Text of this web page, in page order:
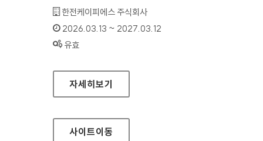
기관명 :
한전케이피에스 주식회사
인증기간 :
2026.03.13 ~ 2027.03.12
상태 :
유효
한전KPS 대표
자세히보기
사이트이동